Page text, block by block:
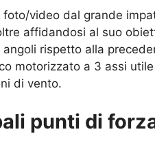
video dal grande
affidandosi al suo
rispetto alla
motorizzato a 3 assi
di vento.
punti di